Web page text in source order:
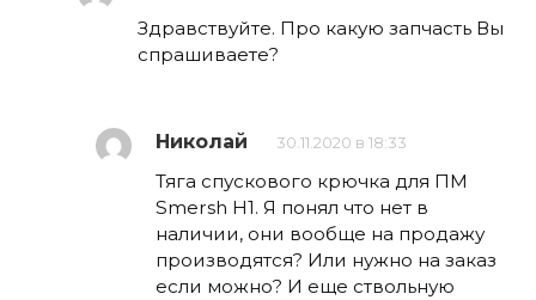
Здравствуйте. Про какую запчасть Вы
спрашиваете?
Николай 30.11.2020 в 18:33
Тяга спускового крючка для ПМ
Smersh H1. Я понял что нет в
наличии, они вообще на продажу
производятся? Или нужно на заказ
если можно? И еще ствольную